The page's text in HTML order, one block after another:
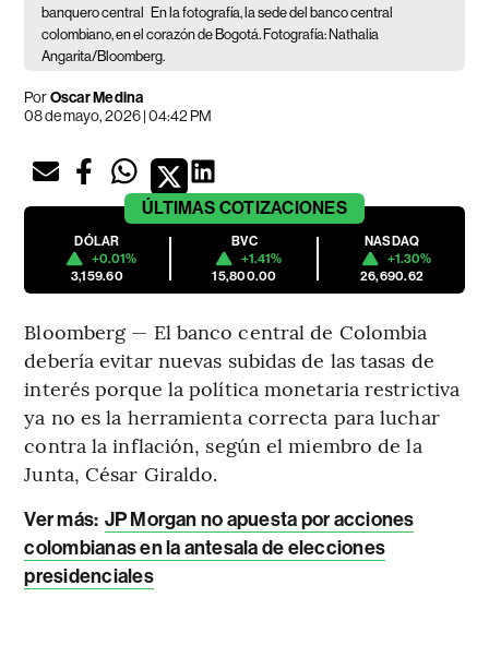
banquero central
En la fotografía, la sede del banco central
colombiano, en el corazón de Bogotá. Fotografía: Nathalia
Angarita/Bloomberg.
PorOscar Medina
08 de mayo, 2026 | 04:42 PM
ÚLTIMAS COTIZACIONES
DÓLAR
+0.01%
3,159.60
BVC
+1.41%
15,800.00
NASDAQ
+1.30%
26,690.62
Bloomberg — El banco central de Colombia
debería evitar nuevas subidas de las tasas de
interés porque la política monetaria restrictiva
ya no es la herramienta correcta para luchar
contra la inflación, según el miembro de la
Junta, César Giraldo.
Ver más: JP Morgan no apuesta por acciones
colombianas en la antesala de elecciones
presidenciales